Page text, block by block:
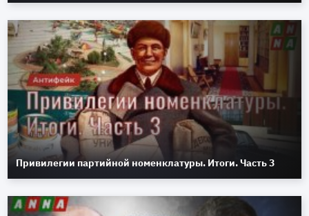
Привилегии партийной номенклатуры. Итоги. Часть 3